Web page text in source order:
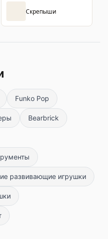
Скрепыши
Funko Pop
Bearbrick
развивающие игрушки